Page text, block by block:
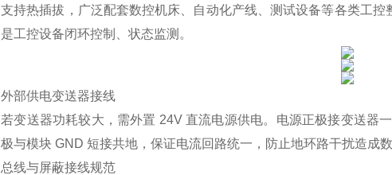
支持热插拔，广泛配套数控机床、自动化产线、测试设备等各类工控
是工控设备闭环控制、状态监测。
外部供电变送器接线
若变送器功耗较大，需外置 24V 直流电源供电。电源正极接变送器
极与模块 GND 短接共地，保证电流回路统一，防止地环路干扰造成数
总线与屏蔽接线规范